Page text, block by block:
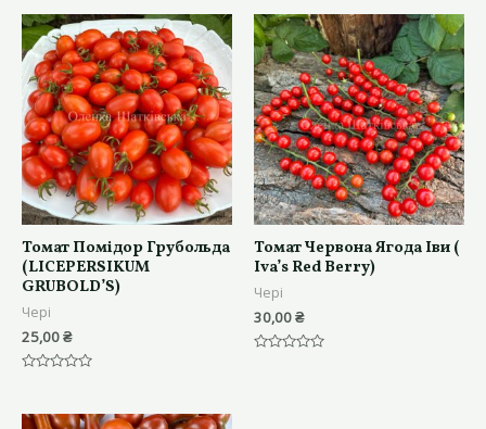
Томат Помідор Грубольда
(LICEPERSIKUM
GRUBOLD’S)
Чері
25,00₴
з
Томат Червона Ягода Іви (
Iva’s Red Berry)
Чері
30,00₴